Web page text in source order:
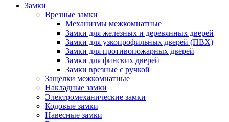
Замки
Врезные замки
Механизмы межкомнатные
Замки для железных и деревянных дверей
Замки для узкопрофильных дверей (ПВХ)
Замки для противопожарных дверей
Замки для финских дверей
Замки врезные с ручкой
Защелки межкомнатные
Накладные замки
Электромеханические замки
Кодовые замки
Навесные замки